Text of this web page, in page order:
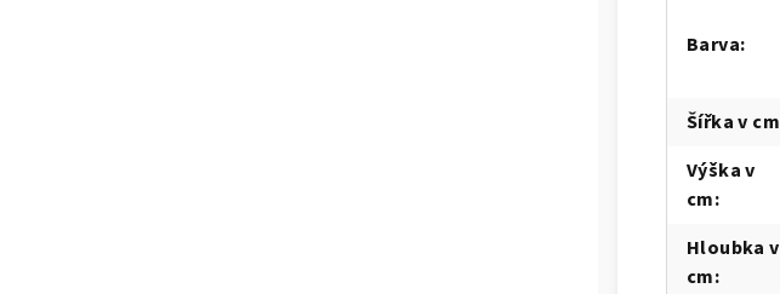
Barva:
Šířka v cm
Výška v
cm:
Hloubka v
cm: